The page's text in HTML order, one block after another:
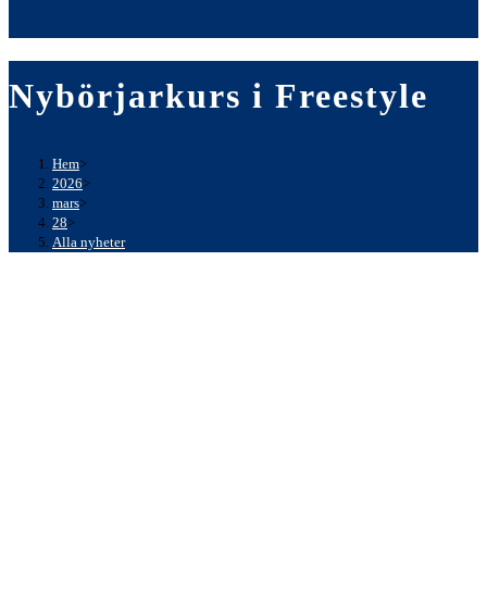
Nybörjarkurs i Freestyle
Hem>
2026>
mars>
28>
Alla nyheter